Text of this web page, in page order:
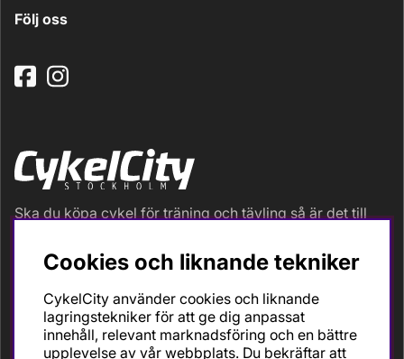
Följ oss
Ska du köpa cykel för träning och tävling så är det till
Vi är en mycket personlig cykelaffär med hög
servicegrad och alla vi som jobbar är inbitna cyklister
och dess produkter. Gör din bästa cykelaffär på
CykelCity!
Cookies och liknande tekniker
CykelCity använder cookies och liknande
lagringstekniker för att ge dig anpassat
innehåll, relevant marknadsföring och en bättre
upplevelse av vår webbplats. Du bekräftar att